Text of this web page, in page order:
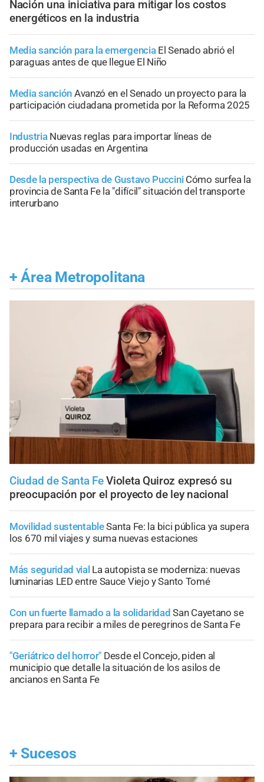
Nación una iniciativa para mitigar los costos
energéticos en la industria
Media sanción para la emergencia El Senado abrió el
paraguas antes de que llegue El Niño
Media sanción Avanzó en el Senado un proyecto para la
participación ciudadana prometida por la Reforma 2025
Industria Nuevas reglas para importar líneas de
producción usadas en Argentina
Desde la perspectiva de Gustavo Puccini Cómo surfea la
provincia de Santa Fe la "difícil" situación del transporte
interurbano
+ Área Metropolitana
Ciudad de Santa Fe Violeta Quiroz expresó su
preocupación por el proyecto de ley nacional
Movilidad sustentableSanta Fe: la bici pública ya supera
los 670 mil viajes y suma nuevas estaciones
Más seguridad vial La autopista se moderniza: nuevas
luminarias LED entre Sauce Viejo y Santo Tomé
Con un fuerte llamado a la solidaridad San Cayetano se
prepara para recibir a miles de peregrinos de Santa Fe
"Geriátrico del horror" Desde el Concejo, piden al
municipio que detalle la situación de los asilos de
ancianos en Santa Fe
+ Sucesos